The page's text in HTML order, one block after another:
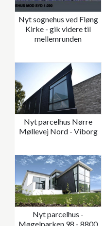
Nyt sognehus ved Fløng
Kirke - gik videre til
mellemrunden
Nyt parcelhus Nørre
Møllevej Nord - Viborg
Nyt parcelhus -
Møgelparken 98 - 8800